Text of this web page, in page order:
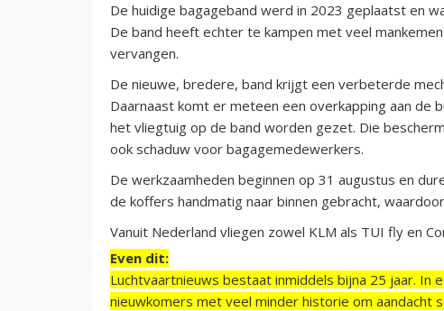
De huidige bagageband werd in 2023 geplaatst en
De band heeft echter te kampen met veel
vervangen.
De nieuwe, bredere, band krijgt een verbeterde
Daarnaast komt er meteen een overkapping aan de
het vliegtuig op de band worden gezet. Die
ook schaduw voor bagagemedewerkers.
De werkzaamheden beginnen op 31 augustus en
de koffers handmatig naar binnen gebracht,
Vanuit Nederland vliegen zowel KLM als TUI fly en
Even dit:
Luchtvaartnieuws bestaat inmiddels bijna 25 jaar. In
nieuwkomers met veel minder historie om aandacht